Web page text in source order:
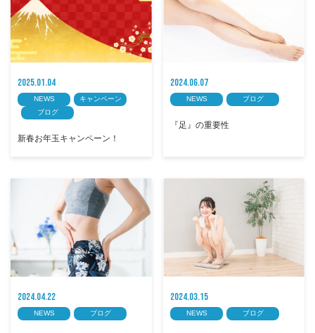
2025.01.04
NEWS
キャンペーン
ブログ
新春お年玉キャンペーン！
2024.06.07
NEWS ブログ
『足』の重要性
2024.04.22
NEWS ブログ
2024.03.15
NEWS ブログ